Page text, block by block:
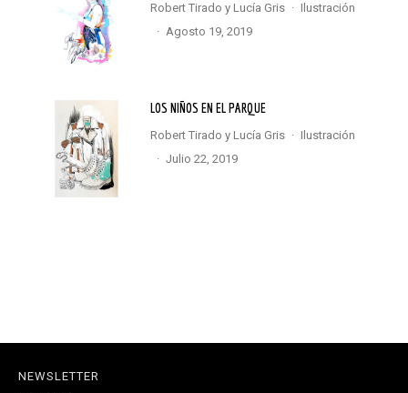
Robert Tirado yLucía Gris ·
Ilustración
·
agosto 19, 2019
LOS NIÑOS EN EL PARQUE
Robert Tirado yLucía Gris ·
Ilustración
·
julio 22, 2019
NEWSLETTER